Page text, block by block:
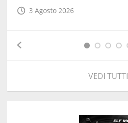
3 Agosto 2026
VEDI TUTTI